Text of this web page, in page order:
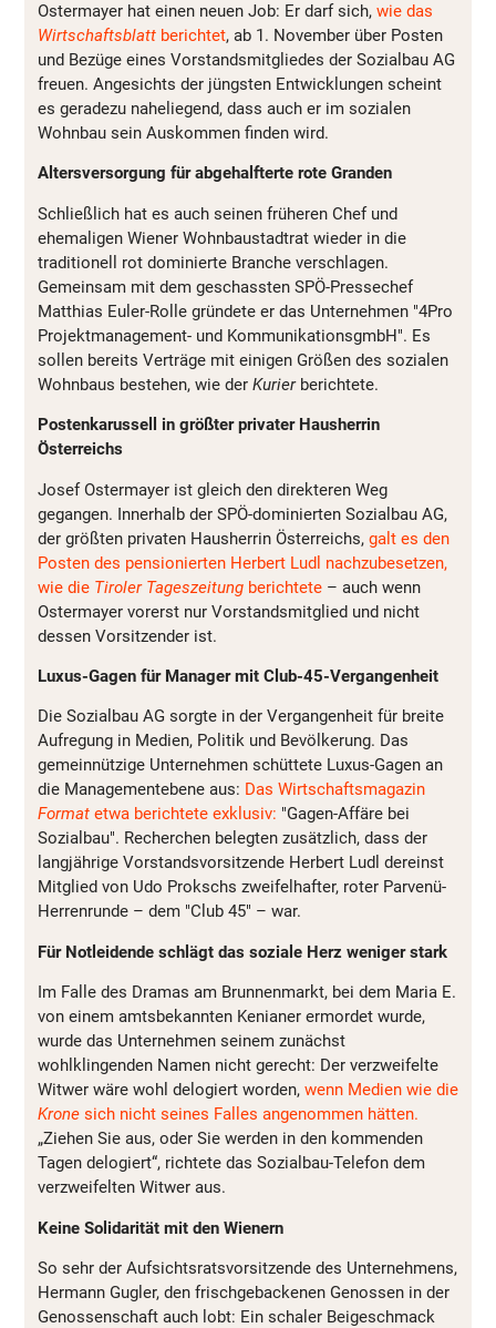
Ostermayer hat einen neuen Job: Er darf sich, wie das
Wirtschaftsblatt berichtet, ab 1. November über Posten
und Bezüge eines Vorstandsmitgliedes der Sozialbau AG
freuen. Angesichts der jüngsten Entwicklungen scheint
es geradezu naheliegend, dass auch er im sozialen
Wohnbau sein Auskommen finden wird.
Altersversorgung für abgehalfterte rote Granden
Schließlich hat es auch seinen früheren Chef und
ehemaligen Wiener Wohnbaustadtrat wieder in die
traditionell rot dominierte Branche verschlagen.
Gemeinsam mit dem geschassten SPÖ-Pressechef
Matthias Euler-Rolle gründete er das Unternehmen "4Pro
Projektmanagement- und KommunikationsgmbH". Es
sollen bereits Verträge mit einigen Größen des sozialen
Wohnbaus bestehen, wie der Kurier berichtete.
Postenkarussell in größter privater Hausherrin
Österreichs
Josef Ostermayer ist gleich den direkteren Weg
gegangen. Innerhalb der SPÖ-dominierten Sozialbau AG,
der größten privaten Hausherrin Österreichs, galt es den
Posten des pensionierten Herbert Ludl nachzubesetzen,
wie die Tiroler Tageszeitung berichtete – auch wenn
Ostermayer vorerst nur Vorstandsmitglied und nicht
dessen Vorsitzender ist.
Luxus-Gagen für Manager mit Club-45-Vergangenheit
Die Sozialbau AG sorgte in der Vergangenheit für breite
Aufregung in Medien, Politik und Bevölkerung. Das
gemeinnützige Unternehmen schüttete Luxus-Gagen an
die Managementebene aus: Das Wirtschaftsmagazin
Format etwa berichtete exklusiv: "Gagen-Affäre bei
Sozialbau". Recherchen belegten zusätzlich, dass der
langjährige Vorstandsvorsitzende Herbert Ludl dereinst
Mitglied von Udo Prokschs zweifelhafter, roter Parvenü-
Herrenrunde – dem "Club 45" – war.
Für Notleidende schlägt das soziale Herz weniger stark
Im Falle des Dramas am Brunnenmarkt, bei dem Maria E.
von einem amtsbekannten Kenianer ermordet wurde,
wurde das Unternehmen seinem zunächst
wohlklingenden Namen nicht gerecht: Der verzweifelte
Witwer wäre wohl delogiert worden, wenn Medien wie die
Krone sich nicht seines Falles angenommen hätten.
„Ziehen Sie aus, oder Sie werden in den kommenden
Tagen delogiert“, richtete das Sozialbau-Telefon dem
verzweifelten Witwer aus.
Keine Solidarität mit den Wienern
So sehr der Aufsichtsratsvorsitzende des Unternehmens,
Hermann Gugler, den frischgebackenen Genossen in der
Genossenschaft auch lobt: Ein schaler Beigeschmack